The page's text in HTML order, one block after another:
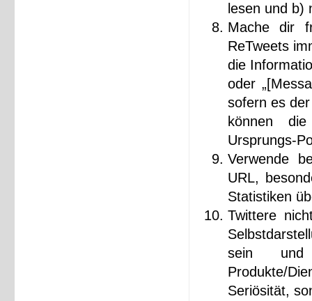
lesen und b)
Mache dir
ReTweets
die
oder
sofern es
können
Ursprungs-
Verwende
URL,
Statistiken
Twittere
sein und
Produkte/
Seriösität,